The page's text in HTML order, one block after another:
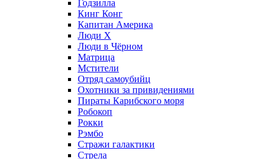
Годзилла
Кинг Конг
Капитан Америка
Люди X
Люди в Чёрном
Матрица
Мстители
Отряд самоубийц
Охотники за привидениями
Пираты Карибского моря
Робокоп
Рокки
Рэмбо
Стражи галактики
Стрела